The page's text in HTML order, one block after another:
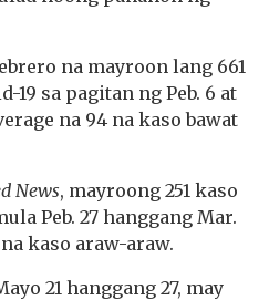
na mayroon lang 661
19 sa pagitan ng Peb. 6 at
na 94 na kaso bawat
News, mayroong 251 kaso
Peb. 27 hanggang Mar.
kaso araw-araw.
21 hanggang 27, may